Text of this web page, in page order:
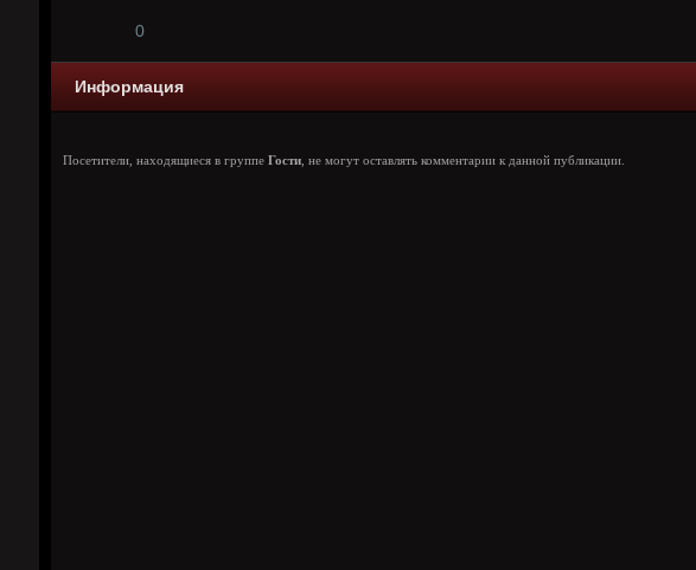
0
Информация
Посетители, находящиеся в группе Гости , не могут оставлять комментарии к данной публикации.